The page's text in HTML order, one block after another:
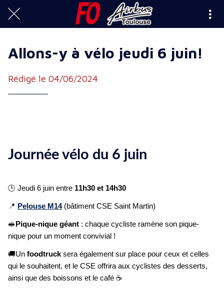
Allons-y à vélo jeudi 6 juin!
Rédigé le 04/06/2024
Journée vélo du 6 juin
🕒 Jeudi 6 juin entre 11h30 et 14h30
📍 Pelouse M14(bâtiment CSE Saint Martin)
🥪 Pique-nique géant : chaque cycliste ramène son pique-
nique pour un moment convivial !
🚚Un foodtrucksera également sur place pour ceux et celles
qui le souhaitent, et le CSE offrira aux cyclistes des desserts,
ainsi que des boissons et le café ☕